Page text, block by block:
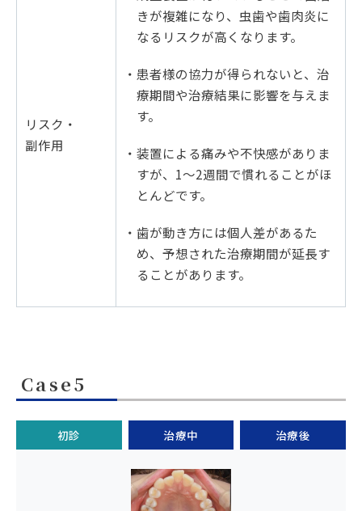
リスク・
副作用
きが複雑になり、虫歯や歯肉炎に
なるリスクが高くなります。
・患者様の協力が得られないと、治
療期間や治療結果に影響を与えま
す。
・装置による痛みや不快感がありま
すが、1～2週間で慣れることがほ
とんどです。
・歯が動き方には個人差があるた
め、予想された治療期間が延長す
ることがあります。
Case5
初診 治療中 治療後